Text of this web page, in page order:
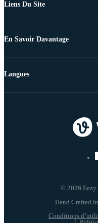
Liens Du Site
En Savoir Davantage
© 2026 Eezy
Conditions
Langues